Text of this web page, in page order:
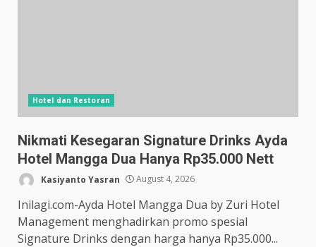
Hotel dan Restoran
Nikmati Kesegaran Signature Drinks Ayda
Hotel Mangga Dua Hanya Rp35.000 Nett
Kasiyanto Yasran August 4, 2026
Inilagi.com-Ayda Hotel Mangga Dua by Zuri Hotel
Management menghadirkan promo spesial
Signature Drinks dengan harga hanya Rp35.000...